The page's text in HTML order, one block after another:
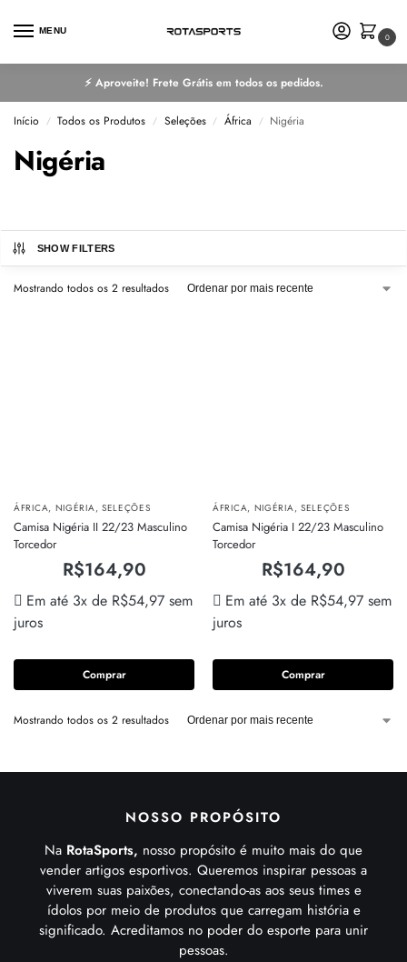
MENU
0
⚡ Aproveite! Frete Grátis em todos os pedidos.
Início / Todos os Produtos / Seleções / África / Nigéria
Nigéria
SHOW FILTERS
Mostrando todos os 2 resultados
ÁFRICA, NIGÉRIA, SELEÇÕES
Camisa Nigéria II 22/23 Masculino
Torcedor
R$164,90
Em até 3x de R$54,97 sem
juros
Comprar
ÁFRICA, NIGÉRIA, SELEÇÕES
Camisa Nigéria I 22/23 Masculino
Torcedor
R$164,90
Em até 3x de R$54,97 sem
juros
Comprar
Mostrando todos os 2 resultados
NOSSO PROPÓSITO
Na RotaSports, nosso propósito é muito mais do que
vender artigos esportivos. Queremos inspirar pessoas a
viverem suas paixões, conectando-as aos seus times e
ídolos por meio de produtos que carregam história e
significado. Acreditamos no poder do esporte para unir
pessoas.